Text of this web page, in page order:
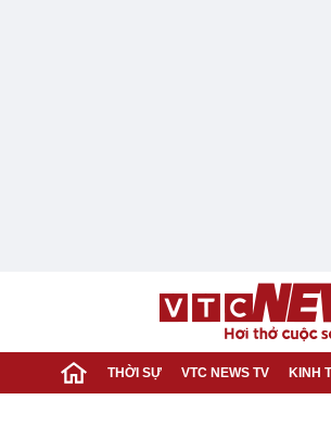
THỜI SỰ VTC NEWS TV KINH